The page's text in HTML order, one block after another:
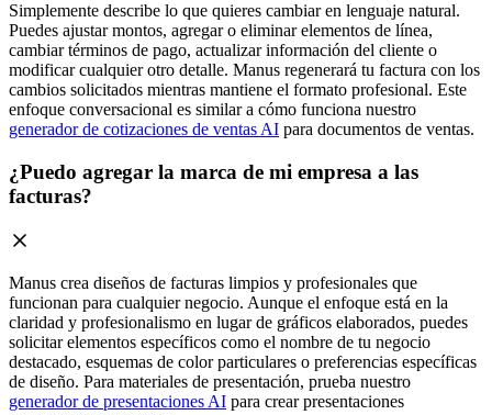
Simplemente describe lo que quieres cambiar en lenguaje natural.
Puedes ajustar montos, agregar o eliminar elementos de línea,
cambiar términos de pago, actualizar información del cliente o
modificar cualquier otro detalle. Manus regenerará tu factura con los
cambios solicitados mientras mantiene el formato profesional. Este
enfoque conversacional es similar a cómo funciona nuestro
generador de cotizaciones de ventas AI para documentos de ventas.
¿Puedo agregar la marca de mi empresa a las
facturas?
Manus crea diseños de facturas limpios y profesionales que
funcionan para cualquier negocio. Aunque el enfoque está en la
claridad y profesionalismo en lugar de gráficos elaborados, puedes
solicitar elementos específicos como el nombre de tu negocio
destacado, esquemas de color particulares o preferencias específicas
de diseño. Para materiales de presentación, prueba nuestro
generador de presentaciones AI para crear presentaciones